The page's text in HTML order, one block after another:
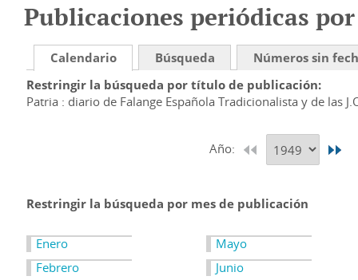
Publicaciones periódicas
Calendario Búsqueda
Números sin
Restringir la búsqueda por título de publicación
Patria : diario de Falange Española Tradicionalista y de las
Año:
Restringir la búsqueda por mes de publicación
Enero
Febrero
Mayo
Junio